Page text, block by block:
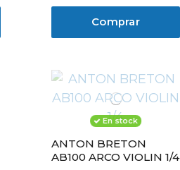
Comprar
En stock
ANTON BRETON
AB100 ARCO VIOLIN 1/4